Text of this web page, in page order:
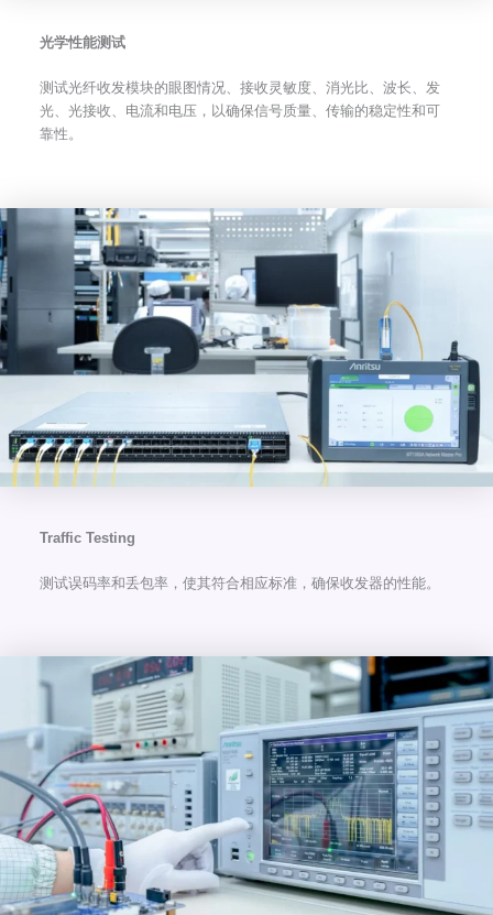
光学性能测试
测试光纤收发模块的眼图情况、接收灵敏度、消光比、波长、发
光、光接收、电流和电压，以确保信号质量、传输的稳定性和可
靠性。
Traffic Testing
测试误码率和丢包率，使其符合相应标准，确保收发器的性能。